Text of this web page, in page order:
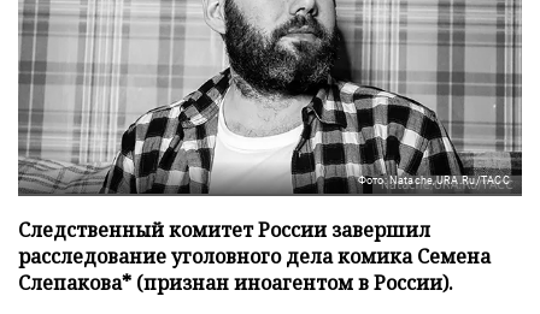
Фото: Natache,URA.Ru/ТАСС
Следственный комитет России завершил
расследование уголовного дела комика Семена
Слепакова* (признан иноагентом в России).